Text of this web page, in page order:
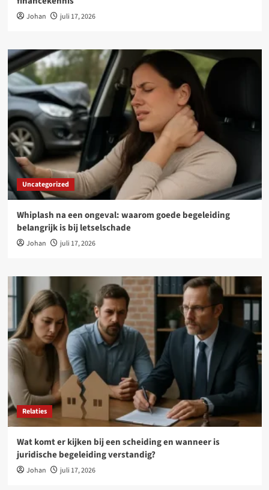
Johan juli 17, 2026
Uncategorized
Whiplash na een ongeval: waarom goede begeleiding
belangrijk is bij letselschade
Johan juli 17, 2026
Relaties
Wat komt er kijken bij een scheiding en wanneer is
juridische begeleiding verstandig?
Johan juli 17, 2026